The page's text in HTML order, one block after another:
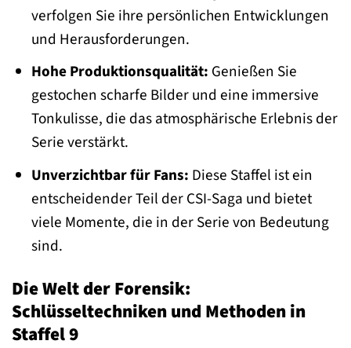
verfolgen Sie ihre persönlichen Entwicklungen
und Herausforderungen.
Hohe Produktionsqualität: Genießen Sie
gestochen scharfe Bilder und eine immersive
Tonkulisse, die das atmosphärische Erlebnis der
Serie verstärkt.
Unverzichtbar für Fans: Diese Staffel ist ein
entscheidender Teil der CSI-Saga und bietet
viele Momente, die in der Serie von Bedeutung
sind.
Die Welt der Forensik:
Schlüsseltechniken und Methoden in
Staffel 9